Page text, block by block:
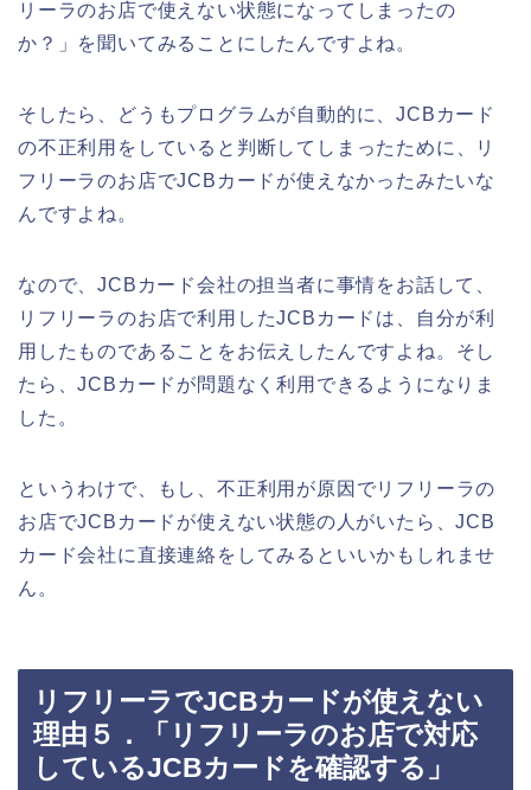
リーラのお店で使えない状態になってしまったの
か？」を聞いてみることにしたんですよね。
そしたら、どうもプログラムが自動的に、JCBカード
の不正利用をしていると判断してしまったために、リ
フリーラのお店でJCBカードが使えなかったみたいな
んですよね。
なので、JCBカード会社の担当者に事情をお話して、
リフリーラのお店で利用したJCBカードは、自分が利
用したものであることをお伝えしたんですよね。そし
たら、JCBカードが問題なく利用できるようになりま
した。
というわけで、もし、不正利用が原因でリフリーラの
お店でJCBカードが使えない状態の人がいたら、JCB
カード会社に直接連絡をしてみるといいかもしれませ
ん。
リフリーラでJCBカードが使えない
理由５．「リフリーラのお店で対応
しているJCBカードを確認する」